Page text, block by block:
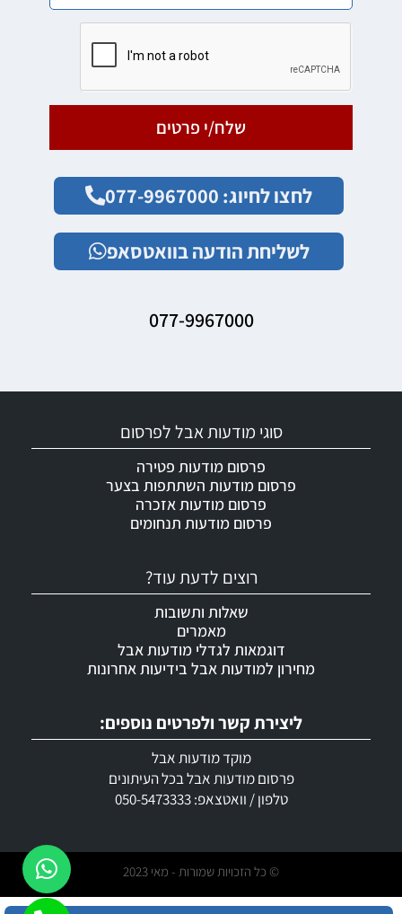
שלח/י פרטים
לחצו לחיוג: 077-9967000
לשליחת הודעה בוואטסאפ
077-9967000
ליצירת קשר ולפרטים נוספים:
מוקד מודעות אבל
פרסום מודעות אבל בכל העיתונים
טלפון / וואטצאפ: 050-5473333
רוצים לדעת עוד?
שאלות ותשובות
מאמרים
דוגמאות לגדלי מודעות אבל
מחירון למודעות אבל בידיעות אחרונות
סוגי מודעות אבל לפרסום
פרסום מודעות פטירה
פרסום מודעות השתתפות בצער
פרסום מודעות אזכרה
פרסום מודעות תנחומים
© כל הזכויות שמורות - מאי 2023